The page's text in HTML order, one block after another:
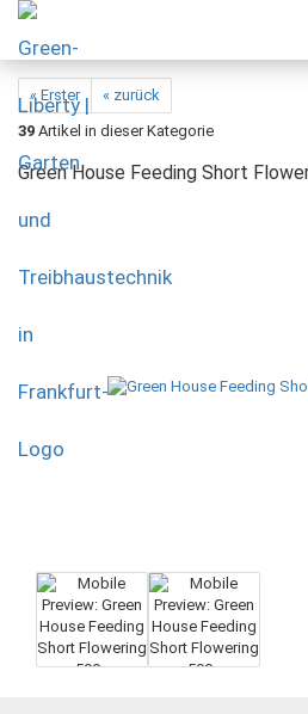
« Erster
« zurück
39 Artikel in dieser Kategorie
Green House Feeding Short